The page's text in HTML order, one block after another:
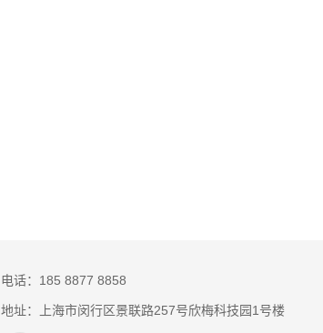
电话：185 8877 8858
地址：上海市闵行区景联路257号欣梅科技园1号楼